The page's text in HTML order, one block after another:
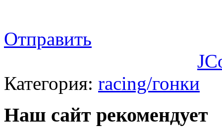
Отправить
Категория: racing/гонки
Наш сайт рекомендует